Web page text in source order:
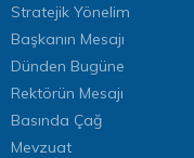
Stratejik Yönelim
Başkanın Mesajı
Dünden Bugüne
Rektörün Mesajı
Basında Çağ
Mevzuat